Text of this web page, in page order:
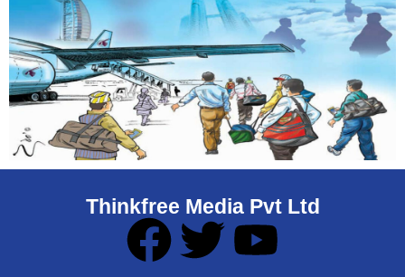
Thinkfree Media Pvt Ltd